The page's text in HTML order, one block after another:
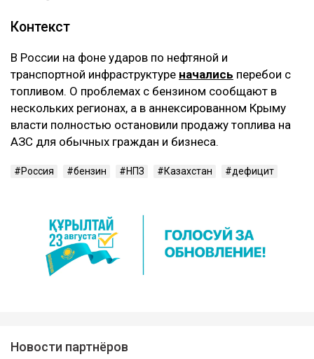
‎Контекст
‎В России на фоне ударов по нефтяной и
транспортной инфраструктуре начались перебои с
топливом. О проблемах с бензином сообщают в
нескольких регионах, а в аннексированном Крыму
власти полностью остановили продажу топлива на
АЗС для обычных граждан и бизнеса.
Россия бензин НПЗ Казахстан дефицит